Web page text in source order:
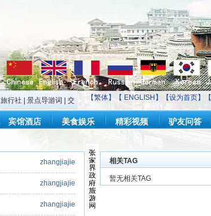
【繁体】【 ENGLISH 】【设为首页】【
旅行社 景点导游词
交
宾馆酒店 美食娱乐 精彩视频 驴友问答
zhangjiajie
zhangjiajie
zhangjiajie
相关TAG
暂无相关TAG